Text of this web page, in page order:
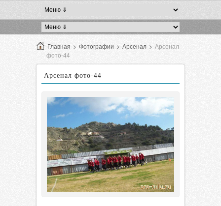
Главная > Фотографии > Арсенал > Арсенал
фото-44
Арсенал фото-44